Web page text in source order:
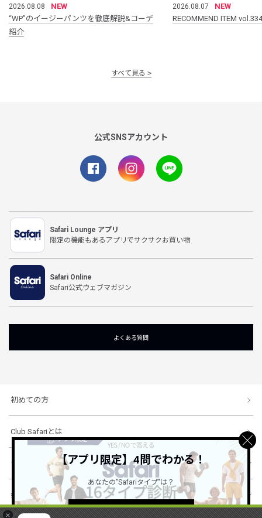
×
2026.08.08
NEW
“WP”のイージーパンツを徹底解説&コーデ
紹介
2026.08.07
NEW
RECOMMEND ITEM vol.334
すべて見る
公式SNSアカウント
Safari Lounge アプリ
限定の機能もあるアプリでサクサクお買い物
Safari Online
Safari公式ウェブマガジン
よくある質問
初めての方
Club Safariとは
ショッピングガイド
会社概要・規約
【アプリ限定】4問でわかる！
あなたの"Safariタイプ"は？
詳しくはこちら ＞